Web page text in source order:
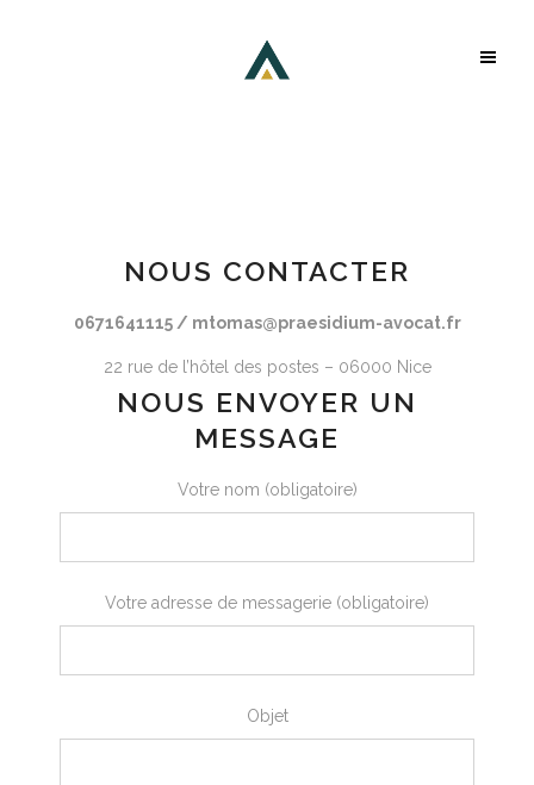
NOUS CONTACTER
0671641115 / mtomas@praesidium-avocat.fr
22 rue de l’hôtel des postes – 06000 Nice
NOUS ENVOYER UN
MESSAGE
Votre nom (obligatoire)
Votre adresse de messagerie (obligatoire)
Objet